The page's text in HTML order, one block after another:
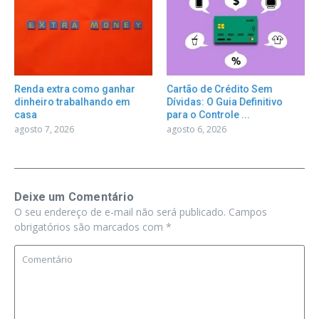
Renda extra como ganhar
dinheiro trabalhando em
casa
agosto 7, 2026
Cartão de Crédito Sem
Dívidas: O Guia Definitivo
para o Controle ...
agosto 6, 2026
Deixe um Comentário
O seu endereço de e-mail não será publicado. Campos
obrigatórios são marcados com *